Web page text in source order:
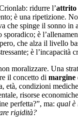
ridurre l’attrito
è una ripetizione.
che spinge il sonno in
sporadico; è
che alza il livello
è l’incapacità
moralizzare. Una
il concetto di margine
età, condizioni
risorse
perfetta?”, ma: qual è
rigidità?